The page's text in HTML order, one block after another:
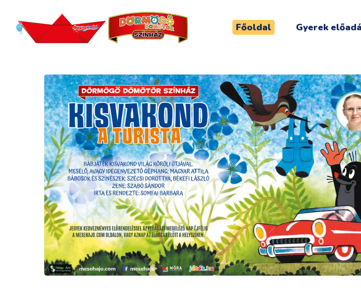
Főoldal Gyerek